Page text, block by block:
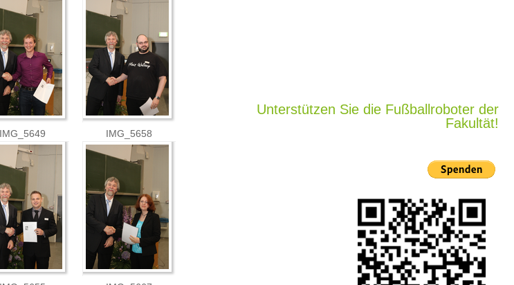
IMG_5649 IMG_5658
Unterstützen Sie die Fußballroboter der
Fakultät!